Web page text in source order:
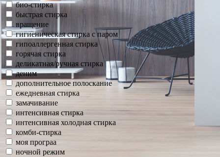
био-стирка
быстрая стирка
вращение
гигиеническая стирка с паром
гипоаллергенная стирка
горячая стирка
деликатная/ручная стирка
деним
дополнительное полоскание
ежедневная стирка
замачивание
интенсивная стирка
интенсивная холодная стирка
комби-стирка
моя програа
ночной режим